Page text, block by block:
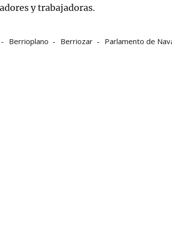
y trabajadoras.
Berrioplano Berriozar
Parlamento de